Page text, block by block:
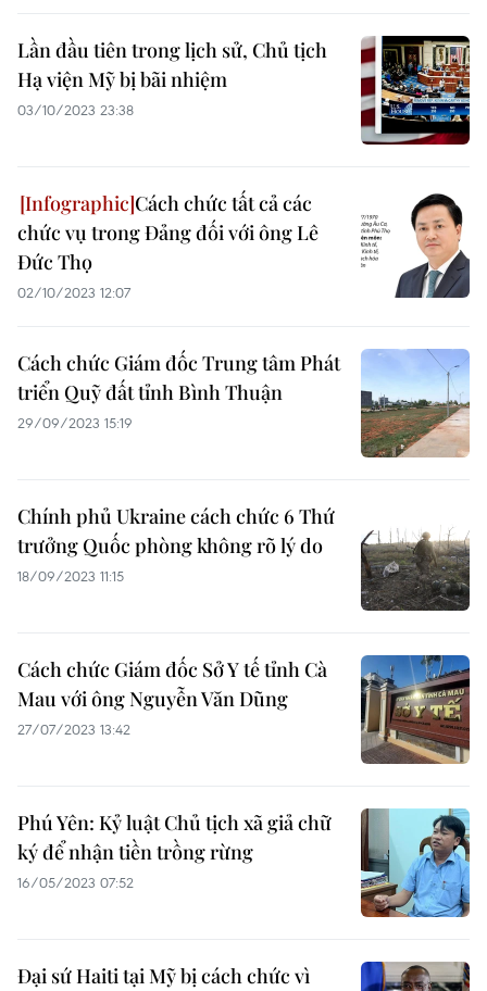
Lần đầu tiên trong lịch sử, Chủ tịch
Hạ viện Mỹ bị bãi nhiệm
03/10/2023 23:38
Cách chức tất cả các
chức vụ trong Đảng đối với ông Lê
Đức Thọ
02/10/2023 12:07
Cách chức Giám đốc Trung tâm Phát
triển Quỹ đất tỉnh Bình Thuận
29/09/2023 15:19
Chính phủ Ukraine cách chức 6 Thứ
trưởng Quốc phòng không rõ lý do
18/09/2023 11:15
Cách chức Giám đốc Sở Y tế tỉnh Cà
Mau với ông Nguyễn Văn Dũng
27/07/2023 13:42
Phú Yên: Kỷ luật Chủ tịch xã giả chữ
ký để nhận tiền trồng rừng
16/05/2023 07:52
Đại sứ Haiti tại Mỹ bị cách chức vì